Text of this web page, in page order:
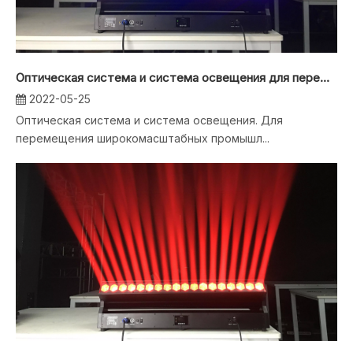
Оптическая система и система освещения для перемещения головки
2022-05-25
Оптическая система и система освещения. Для
перемещения широкомасштабных промышл...